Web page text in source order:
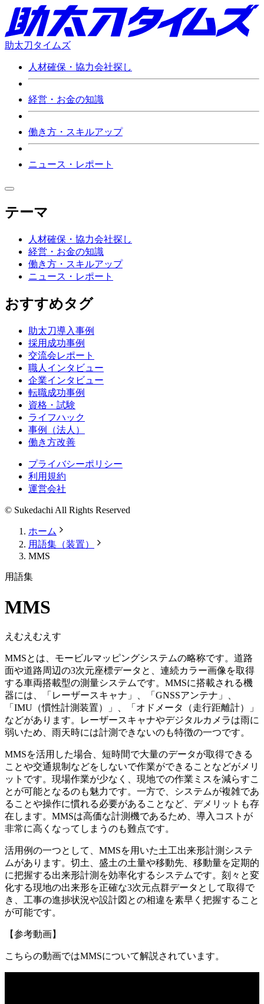
助太刀タイムズ
人材確保・協力会社探し
経営・お金の知識
働き方・スキルアップ
ニュース・レポート
テーマ
人材確保・協力会社探し
経営・お金の知識
働き方・スキルアップ
ニュース・レポート
おすすめタグ
助太刀導入事例
採用成功事例
交流会レポート
職人インタビュー
企業インタビュー
転職成功事例
資格・試験
ライフハック
事例（法人）
働き方改善
プライバシーポリシー
利用規約
運営会社
© Sukedachi All Rights Reserved
ホーム
用語集（装置）
MMS
用語集
MMS
えむえむえす
MMSとは、モービルマッピングシステムの略称です。道路
面や道路周辺の3次元座標データと、連続カラー画像を取得
する車両搭載型の測量システムです。MMSに搭載される機
器には、「レーザースキャナ」、「GNSSアンテナ」、
「IMU（慣性計測装置）」、「オドメータ（走行距離計）」
などがあります。レーザースキャナやデジタルカメラは雨に
弱いため、雨天時には計測できないのも特徴の一つです。
MMSを活用した場合、短時間で大量のデータが取得できる
ことや交通規制などをしないで作業ができることなどがメリ
ットです。現場作業が少なく、現地での作業ミスを減らすこ
とが可能となるのも魅力です。一方で、システムが複雑であ
ることや操作に慣れる必要があることなど、デメリットも存
在します。MMSは高価な計測機であるため、導入コストが
非常に高くなってしまうのも難点です。
活用例の一つとして、MMSを用いた土工出来形計測システ
ムがあります。切土、盛土の土量や移動先、移動量を定期的
に把握する出来形計測を効率化するシステムです。刻々と変
化する現地の出来形を正確な3次元点群データとして取得で
き、工事の進捗状況や設計図との相違を素早く把握すること
が可能です。
【参考動画】
こちらの動画ではMMSについて解説されています。